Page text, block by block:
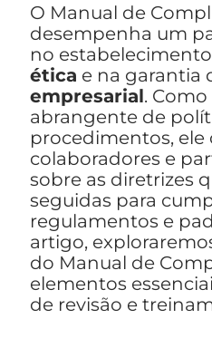
O Manual de
desempenha um
no
ética e na garantia
empresarial.
abrangente de
procedimentos, ele
colaboradores e
sobre as diretrizes
seguidas para
regulamentos e
artigo,
do Manual de
elementos
de revisão e